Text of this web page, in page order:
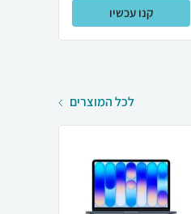
קנו עכשיו
לכל המוצרים